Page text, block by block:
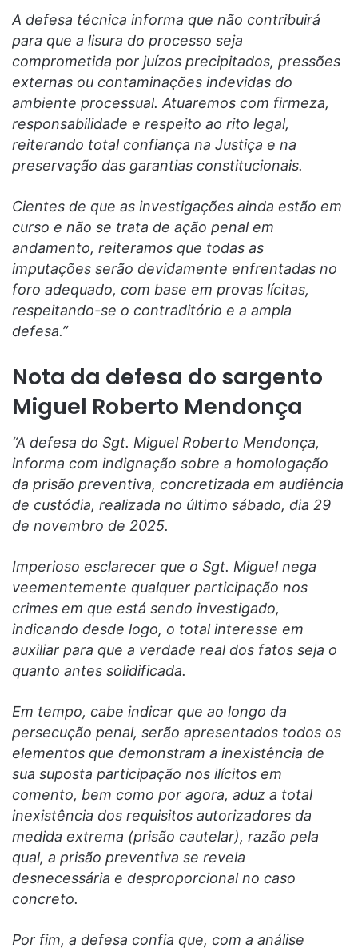
A defesa técnica informa que não contribuirá
para que a lisura do processo seja
comprometida por juízos precipitados, pressões
externas ou contaminações indevidas do
ambiente processual. Atuaremos com firmeza,
responsabilidade e respeito ao rito legal,
reiterando total confiança na Justiça e na
preservação das garantias constitucionais.
Cientes de que as investigações ainda estão em
curso e não se trata de ação penal em
andamento, reiteramos que todas as
imputações serão devidamente enfrentadas no
foro adequado, com base em provas lícitas,
respeitando-se o contraditório e a ampla
defesa.”
Nota da defesa do sargento
Miguel Roberto Mendonça
“A defesa do Sgt. Miguel Roberto Mendonça,
informa com indignação sobre a homologação
da prisão preventiva, concretizada em audiência
de custódia, realizada no último sábado, dia 29
de novembro de 2025.
Imperioso esclarecer que o Sgt. Miguel nega
veementemente qualquer participação nos
crimes em que está sendo investigado,
indicando desde logo, o total interesse em
auxiliar para que a verdade real dos fatos seja o
quanto antes solidificada.
Em tempo, cabe indicar que ao longo da
persecução penal, serão apresentados todos os
elementos que demonstram a inexistência de
sua suposta participação nos ilícitos em
comento, bem como por agora, aduz a total
inexistência dos requisitos autorizadores da
medida extrema (prisão cautelar), razão pela
qual, a prisão preventiva se revela
desnecessária e desproporcional no caso
concreto.
Por fim, a defesa confia que, com a análise